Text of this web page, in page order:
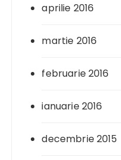
aprilie 2016
martie 2016
februarie 2016
ianuarie 2016
decembrie 2015